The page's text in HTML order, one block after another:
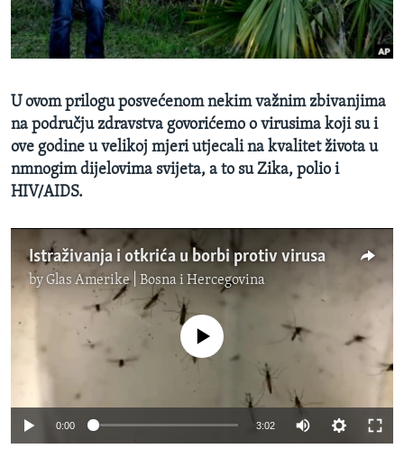
MAGAZIN
O GLASU AMERIKE
Learning English
PRATITE NAS
Jezici
U ovom prilogu posvećenom nekim važnim zbivanjima
na području zdravstva govorićemo o virusima koji su i
ove godine u velikoj mjeri utjecali na kvalitet života u
nmnogim dijelovima svijeta, a to su Zika, polio i
HIV/AIDS.
Istraživanja i otkrića u borbi protiv virusa
by Glas Amerike | Bosna i Hercegovina
No media source currently available
0:00 3:02